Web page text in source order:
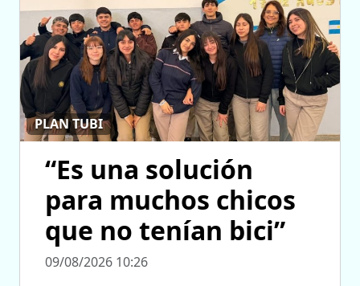
PLAN TUBI
“Es una solución
para muchos chicos
que no tenían bici”
09/08/2026 10:26